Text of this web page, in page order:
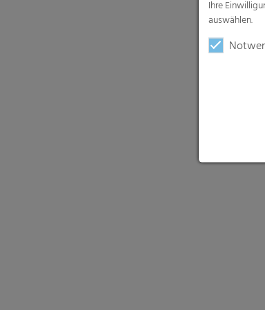
Ihre
auswählen.